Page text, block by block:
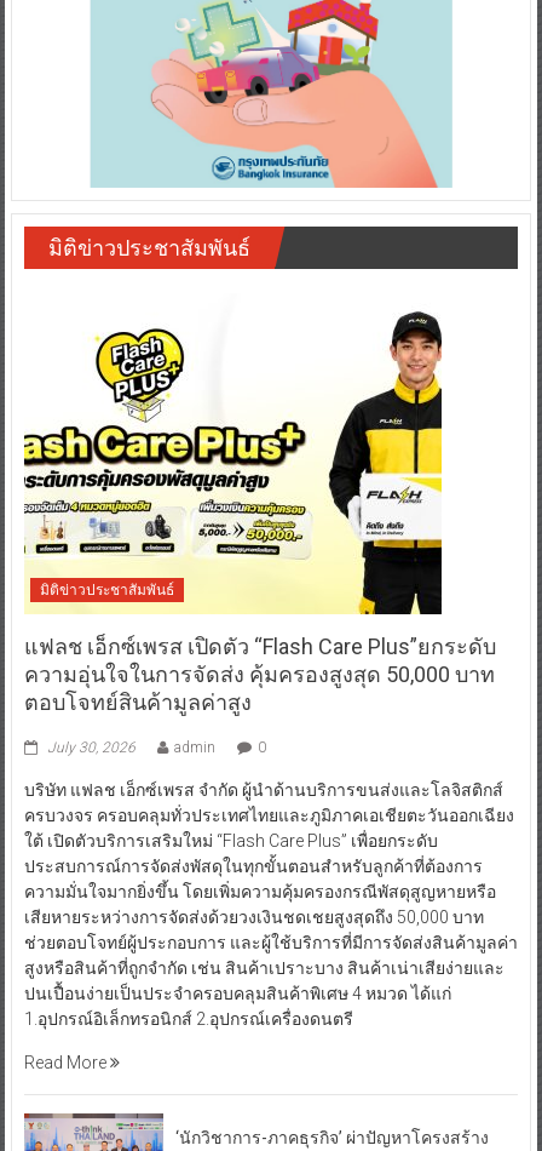
มิติข่าวประชาสัมพันธ์
มิติข่าวประชาสัมพันธ์
แฟลช เอ็กซ์เพรส เปิดตัว “Flash Care Plus”ยกระดับ
ความอุ่นใจในการจัดส่ง คุ้มครองสูงสุด 50,000 บาท
ตอบโจทย์สินค้ามูลค่าสูง
July 30, 2026 admin 0
บริษัท แฟลช เอ็กซ์เพรส จำกัด ผู้นำด้านบริการขนส่งและโลจิสติกส์
ครบวงจร ครอบคลุมทั่วประเทศไทยและภูมิภาคเอเชียตะวันออกเฉียง
ใต้ เปิดตัวบริการเสริมใหม่ “Flash Care Plus” เพื่อยกระดับ
ประสบการณ์การจัดส่งพัสดุในทุกขั้นตอนสำหรับลูกค้าที่ต้องการ
ความมั่นใจมากยิ่งขึ้น โดยเพิ่มความคุ้มครองกรณีพัสดุสูญหายหรือ
เสียหายระหว่างการจัดส่งด้วยวงเงินชดเชยสูงสุดถึง 50,000 บาท
ช่วยตอบโจทย์ผู้ประกอบการ และผู้ใช้บริการที่มีการจัดส่งสินค้ามูลค่า
สูงหรือสินค้าที่ถูกจำกัด เช่น สินค้าเปราะบาง สินค้าเน่าเสียง่ายและ
ปนเปื้อนง่ายเป็นประจำครอบคลุมสินค้าพิเศษ 4 หมวด ได้แก่
1.อุปกรณ์อิเล็กทรอนิกส์ 2.อุปกรณ์เครื่องดนตรี
Read More
‘นักวิชาการ-ภาคธุรกิจ’ ผ่าปัญหาโครงสร้าง